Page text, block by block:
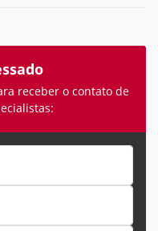
receber o contato de